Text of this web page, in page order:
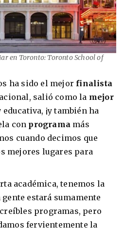
en Toronto: Toronto School of
ha sido el mejor finalista
salió como la mejor
¡y también ha
con programa más
cuando decimos que
mejores lugares para
académica, tenemos la
estará sumamente
programas, pero
fervientemente la